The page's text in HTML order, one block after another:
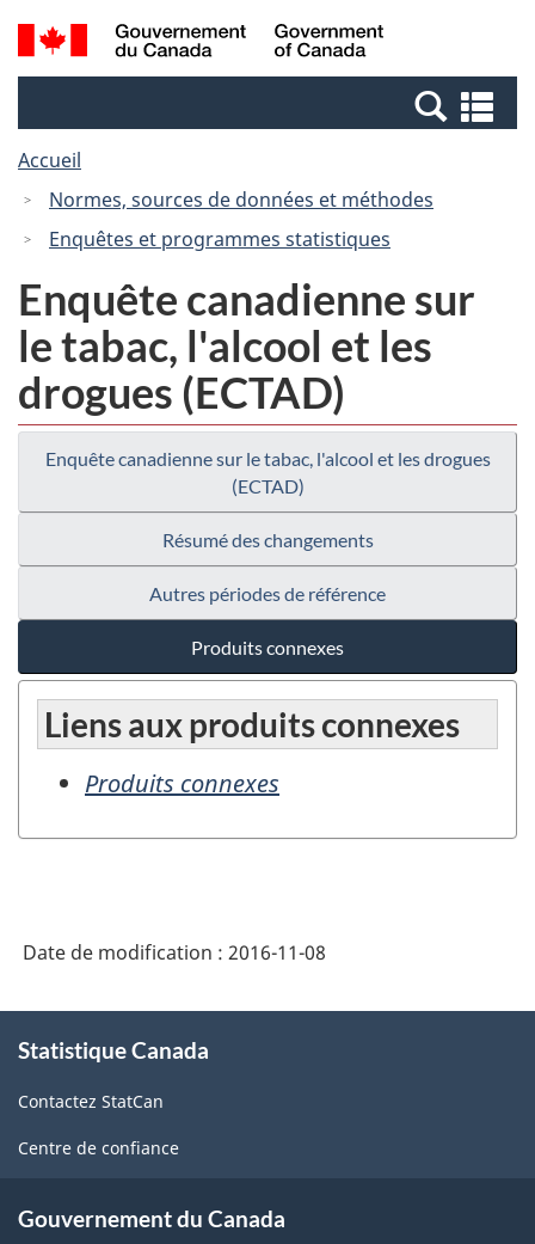
Passer
au
Passer
à
Canada
Recherche
et
et
Accueil
Normes, sources de données et méthodes
Enquêtes et programmes statistiques
Enquête canadienne sur
le tabac, l'alcool et les
drogues (ECTAD)
Enquête canadienne sur le tabac, l'alcool et les drogues
(ECTAD)
Résumé des changements
Autres périodes de référence
Produits connexes
Liens aux produits connexes
Produits connexes
Date de modification : 2016-11-08
propos
ce
site
Statistique Canada
Contactez StatCan
Centre de confiance
Gouvernement du Canada